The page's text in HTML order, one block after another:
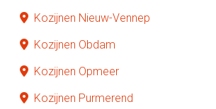
Kozijnen Nieuw-Vennep
Kozijnen Obdam
Kozijnen Opmeer
Kozijnen Purmerend